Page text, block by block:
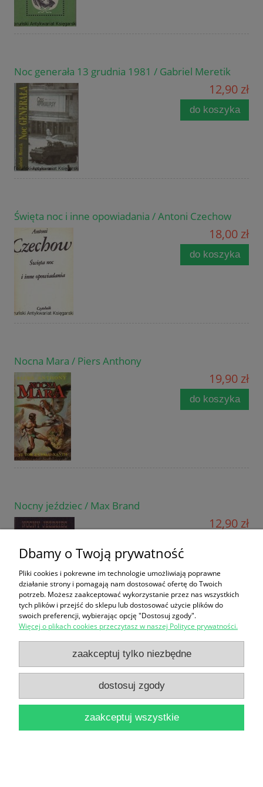
Noc generała 13 grudnia 1981 / Gabriel Meretik
12,90 zł
do koszyka
Święta noc i inne opowiadania / Antoni Czechow
18,00 zł
do koszyka
Nocna Mara / Piers Anthony
19,90 zł
do koszyka
Nocny jeździec / Max Brand
12,90 zł
Nocna taksówka / James W. Nichol
16,90 zł
Dbamy o Twoją prywatność
Pliki cookies i pokrewne im technologie umożliwiają poprawne
działanie strony i pomagają nam dostosować ofertę do Twoich
potrzeb. Możesz zaakceptować wykorzystanie przez nas wszystkich
tych plików i przejść do sklepu lub dostosować użycie plików do
swoich preferencji, wybierając opcję "Dostosuj zgody".
Więcej o plikach cookies przeczytasz w naszej Polityce prywatności.
zaakceptuj tylko niezbędne
dostosuj zgody
zaakceptuj wszystkie